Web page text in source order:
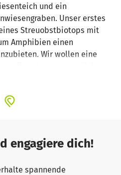
und ein
Unser erstes
Streuobstbiotops mit
Amphibien einen
Wir wollen eine
öffentlich wirksam
ist erst der Beginn. Die
aufgewertet. Wir
eine Hirschkäferwiege an.
engagiere dich!
spannende